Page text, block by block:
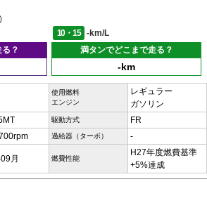
10・15
-km/L
？
満タンでどこまで走る？
-km
使用燃料
エンジン
レギュラー
ガソリン
駆動方式 FR
過給器（ターボ） -
月 燃費性能
H27年度燃費基準
+5%達成